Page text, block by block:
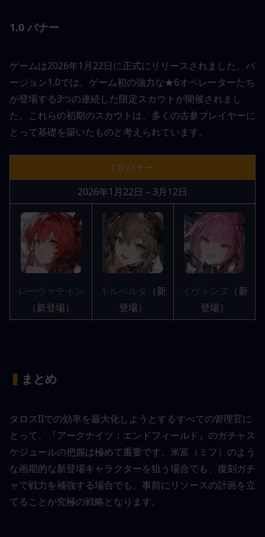
1.0 バナー
ゲームは2026年1月22日に正式にリリースされました。バ
ージョン1.0では、ゲーム初の強力な★6オペレーターたち
が登場する3つの連続した限定スカウトが開催されまし
た。これらの初期のスカウトは、多くの古参プレイヤーに
とって基礎を築いたものと考えられています。
1.0 バナー
2026年1月22日 – 3月12日
レーヴァテイン
（新登場）
ギルベルタ （新
登場）
イヴォンヌ （新
登場）
▍ まとめ
タロスIIでの効率を最大化しようとするすべての管理官に
とって、『アークナイツ：エンドフィールド』のガチャス
ケジュールの把握は極めて重要です。米富（ミフ）のよう
な画期的な新登場キャラクターを狙う場合でも、復刻ガチ
ャで戦力を補強する場合でも、事前にリソースの計画を立
てることが究極の戦略となります。